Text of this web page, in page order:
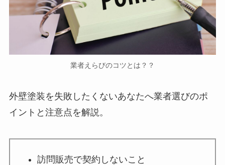
業者えらびのコツとは？？
外壁塗装を失敗したくないあなたへ業者選びのポ
イントと注意点を解説。
訪問販売で契約しないこと